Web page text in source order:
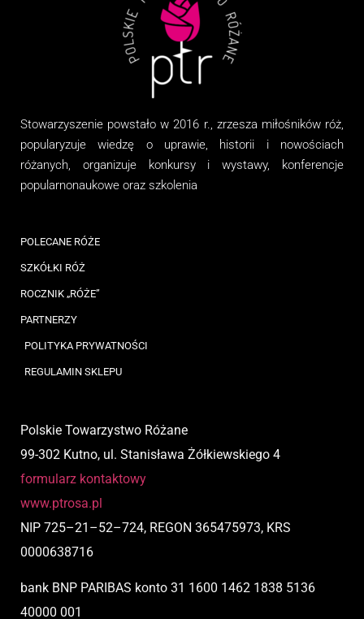
Stowarzyszenie powstało w 2016 r., zrzesza miłośników róż,
popularyzuje wiedzę o uprawie, historii i nowościach
różanych, organizujekonkursy i wystawy, konferencje
popularnonaukowe oraz szkolenia
POLECANE RÓŻE
SZKÓŁKI RÓŻ
ROCZNIK „RÓŻE”
PARTNERZY
POLITYKA PRYWATNOŚCI
REGULAMIN SKLEPU
Polskie Towarzystwo Różane
99-302 Kutno, ul. Stanisława Żółkiewskiego 4
formularz kontaktowy
www.ptrosa.pl
NIP 725–21 –52–724, REGON 365475973, KRS
0000638716
bank BNP PARIBAS konto 31 1600 1462 1838 5136
40000 001